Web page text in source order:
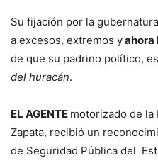
Su fijación por la
a excesos, extremos yahora
de que su padrino político,
del huracán.
EL AGENTE motorizado de la
Zapata, recibió un
de Seguridad Pública del